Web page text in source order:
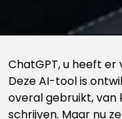
ChatGPT, u heeft er
Deze AI-tool is
overal gebruikt,
schrijven. Maar nu